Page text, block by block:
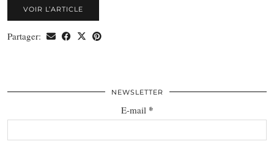
VOIR L’ARTICLE
Partager:
NEWSLETTER
E-mail *